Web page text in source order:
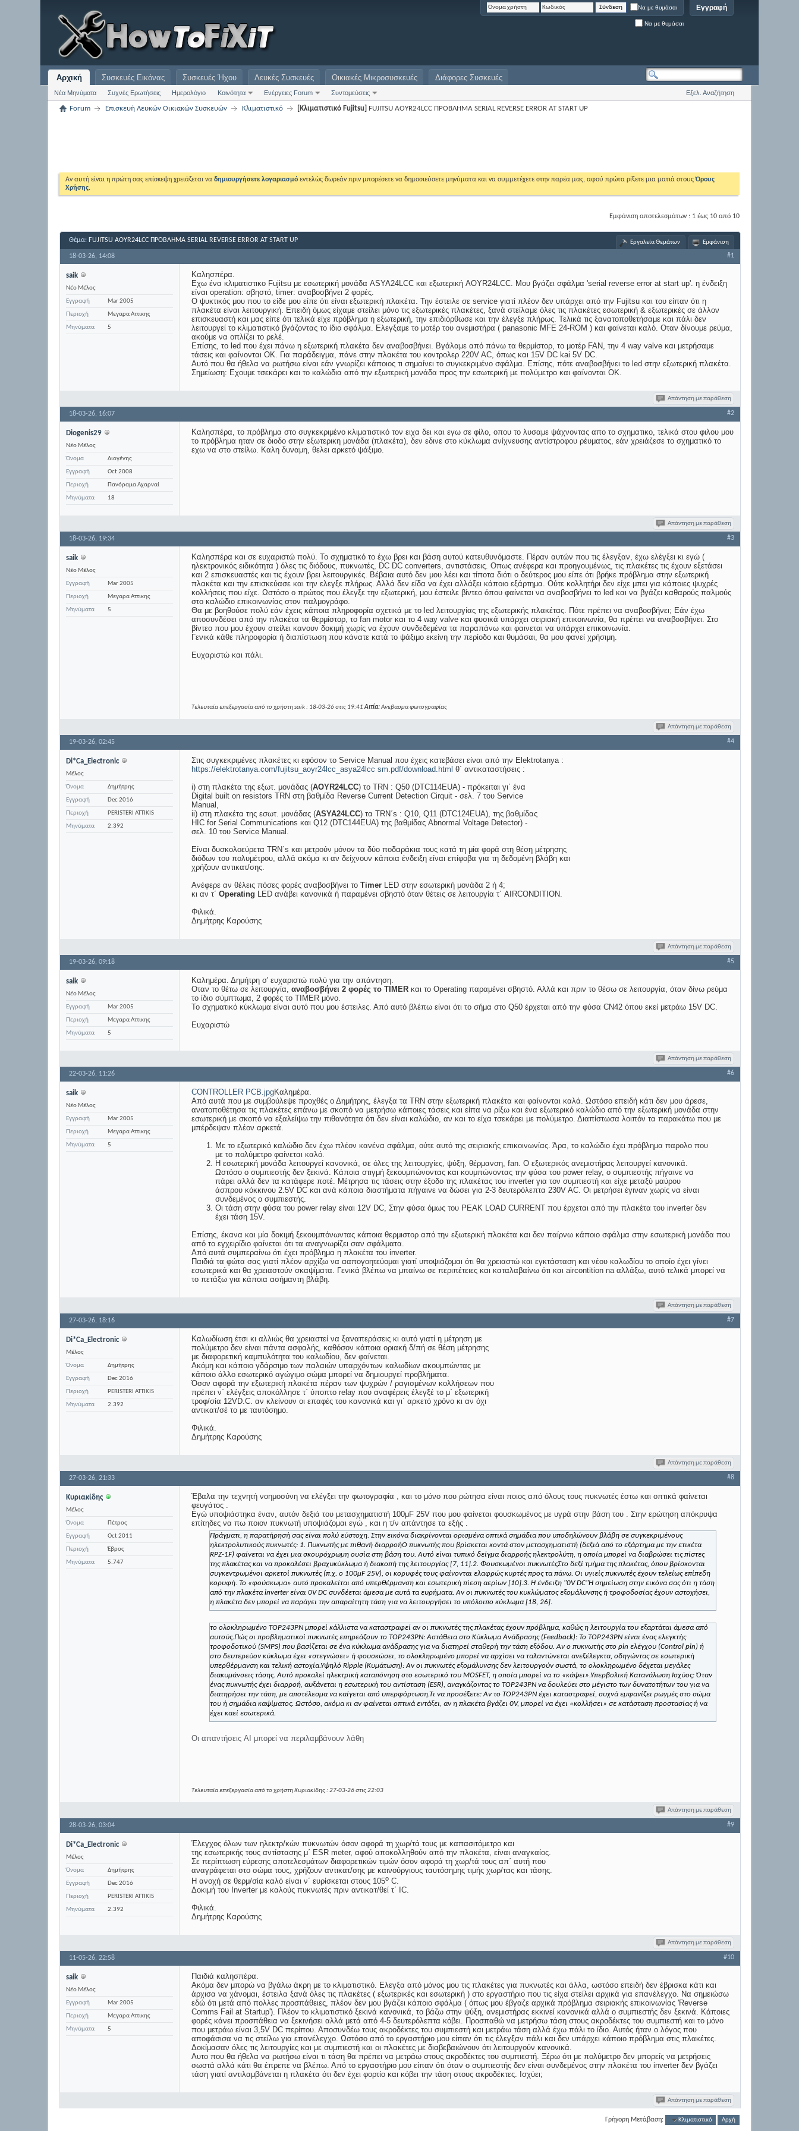
Εγγραφή
Να με θυμάσαι
Να με θυμάσαι
Αρχική
Νέα Μηνύματα Συχνές Ερωτήσεις Ημερολόγιο Κοινότητα Ενέργειες Forum Συντομεύσεις
Συσκευές Εικόνας Συσκευές Ήχου Λευκές Συσκευές Οικιακές Μικροσυσκευές Διάφορες Συσκευές
Εξελ. Αναζήτηση
Forum Επισκευή Λευκών Οικιακών Συσκευών Κλιματιστικό [Κλιματιστικό Fujitsu] FUJITSU AOYR24LCC ΠΡΟΒΛΗΜΑ SERIAL REVERSE ERROR AT START UP
Αν αυτή είναι η πρώτη σας επίσκεψη χρειάζεται ναδημιουργήσετε λογαριασμό εντελώς δωρεάν πριν μπορέσετε να δημοσιεύσετε μηνύματα και να συμμετέχετε στην παρέα μας, αφού πρώτα ρίξετε μια ματιά στουςΌρους
Χρήσης.
Εμφάνιση αποτελεσμάτων : 1 έως 10 από 10
Θέμα: FUJITSU AOYR24LCC ΠΡΟΒΛΗΜΑ SERIAL REVERSE ERROR AT START UP Εργαλεία Θεμάτων Εμφάνιση
18-03-26, 14:08 #1
saik
Νέο Μέλος
Εγγραφή
Mar 2005
Περιοχή
Μεγαρα Αττικης
Μηνύματα
5
Καλησπέρα.
Εχω ένα κλιματιστικο Fujitsu με εσωτερική μονάδα ASYA24LCC και εξωτερική AOYR24LCC. Μου βγάζει σφάλμα 'serial reverse error at start up'. η ένδειξη
είναι operation: σβηστό, timer: αναβοσβήνει 2 φορές.
Ο ψυκτικός μου που το είδε μου είπε ότι είναι εξωτερική πλακέτα. Την έστειλε σε service γιατί πλέον δεν υπάρχει από την Fujitsu και του είπαν ότι η
πλακέτα είναι λειτουργική. Επειδή όμως είχαμε στείλει μόνο τις εξωτερικές πλακέτες, ξανά στείλαμε όλες τις πλακέτες εσωτερική & εξωτερικές σε άλλον
επισκευαστή και μας είπε ότι τελικά είχε πρόβλημα η εξωτερική, την επιδιόρθωσε και την έλεγξε πλήρως. Τελικά τις ξανατοποθετήσαμε και πάλι δεν
λειτουργεί το κλιματιστικό βγάζοντας το ίδιο σφάλμα. Ελεγξαμε το μοτέρ του ανεμιστήρα ( panasonic MFE 24-ROM ) και φαίνεται καλό. Οταν δίνουμε ρεύμα,
ακούμε να οπλίζει το ρελέ.
Επίσης, το led που έχει πάνω η εξωτερική πλακέτα δεν αναβοσβήνει. Βγάλαμε από πάνω τα θερμίστορ, το μοτέρ FAN, την 4 way valve και μετρήσαμε
τάσεις και φαίνονται ΟΚ. Για παράδειγμα, πάνε στην πλακέτα του κοντρολερ 220V AC, όπως και 15V DC kai 5V DC.
Αυτό που θα ήθελα να ρωτήσω είναι εάν γνωρίζει κάποιος τι σημαίνει το συγκεκριμένο σφάλμα. Επίσης, πότε αναβοσβήνει το led στην εξωτερική πλακέτα.
Σημείωση: Εχουμε τσεκάρει και το καλώδια από την εξωτερική μονάδα προς την εσωτερική με πολύμετρο και φαίνονται ΟΚ.
Απάντηση με παράθεση
18-03-26, 16:07 #2
Diogenis29
Νέο Μέλος
Όνομα
Διογένης
Εγγραφή
Oct 2008
Περιοχή
Πανόραμα Αχαρναί
Μηνύματα
18
Καλησπέρα, το πρόβλημα στο συγκεκριμένο κλιματιστικό τον ειχα δει και εγω σε φίλο, οπου το λυσαμε ψάχνοντας απο το σχηματικο, τελικά στου φιλου μου
το πρόβλημα ηταν σε διοδο στην εξωτερικη μονάδα (πλακέτα), δεν εδινε στο κύκλωμα ανίχνευσης αντίστροφου ρέυματος, εάν χρειάζεσε το σχηματικό το
εχω να στο στείλω. Καλη δυναμη, θελει αρκετό ψάξιμο.
Απάντηση με παράθεση
18-03-26, 19:34 #3
saik
Νέο Μέλος
Εγγραφή
Mar 2005
Περιοχή
Μεγαρα Αττικης
Μηνύματα
5
Καλησπέρα και σε ευχαριστώ πολύ. Το σχηματικό το έχω βρει και βάση αυτού κατευθυνόμαστε. Πέραν αυτών που τις έλεγξαν, έχω ελέγξει κι εγώ (
ηλεκτρονικός ειδικότητα ) όλες τις διόδους, πυκνωτές, DC DC converters, αντιστάσεις. Οπως ανέφερα και προηγουμένως, τις πλακέτες τις έχουν εξετάσει
και 2 επισκευαστές και τις έχουν βρει λειτουργικές. Βέβαια αυτό δεν μου λέει και τίποτα διότι ο δεύτερος μου είπε ότι βρήκε πρόβλημα στην εξωτερική
πλακέτα και την επισκεύασε και την ελεγξε πλήρως. Αλλά δεν είδα να έχει αλλάξει κάποιο εξάρτημα. Ούτε κολλητήρι δεν είχε μπει για κάποιες ψυχρές
κολλήσεις που είχε. Ωστόσο ο πρώτος που έλεγξε την εξωτερική, μου έστειλε βίντεο όπου φαίνεται να αναβοσβήνει το led και να βγάζει καθαρούς παλμούς
στο καλώδιο επικοινωνίας στον παλμογράφο.
Θα με βοηθούσε πολύ εάν έχεις κάποια πληροφορία σχετικά με το led λειτουργίας της εξωτερικής πλακέτας. Πότε πρέπει να αναβοσβήνει; Εάν έχω
αποσυνδέσει από την πλακέτα τα θερμίστορ, το fan motor και το 4 way valve και φυσικά υπάρχει σειριακή επικοινωνία, θα πρέπει να αναβοσβήνει. Στο
βίντεο που μου έχουν στείλει κανουν δοκιμή χωρίς να έχουν συνδεδεμένα τα παραπάνω και φαινεται να υπάρχει επικοινωνία.
Γενικά κάθε πληροφορία ή διαπίστωση που κάνατε κατά το ψάξιμο εκείνη την περίοδο και θυμάσαι, θα μου φανεί χρήσιμη.
Ευχαριστώ και πάλι.
Τελευταία επεξεργασία από το χρήστη saik : 18-03-26 στις 19:41 Αιτία:Ανεβασμα φωτογραφίας
Απάντηση με παράθεση
19-03-26,02:45 #4
Di*Ca_Electronic
Μέλος
Όνομα
Δημήτρης
Εγγραφή
Dec 2016
Περιοχή
PERISTERI ATTIKIS
Μηνύματα
2.392
Στις συγκεκριμένες πλακέτες κι εφόσον το Service Manual που έχεις κατεβάσει είναι από την Elektrotanya :
https://elektrotanya.com/fujitsu_aoyr24lcc_asya24lcc sm.pdf/download.html θ΄ αντικαταστήσεις :
i) στη πλακέτα της εξωτ. μονάδας (AOYR24LCC) το TRN : Q50 (DTC114EUA) - πρόκειται γι΄ ένα
Digital built on resistors TRN στη βαθμίδα Reverse Current Detection Cirquit - σελ. 7 του Service
Manual,
ii) στη πλακέτα της εσωτ. μονάδας (ASYA24LCC) τα TRN΄s : Q10, Q11 (DTC124EUA), της βαθμίδας
HIC for Serial Communications και Q12 (DTC144EUA) της βαθμίδας Abnormal Voltage Detector) -
σελ. 10 του Service Manual.
Είναι δυσκολοεύρετα TRN΄s και μετρούν μόνον τα δύο ποδαράκια τους κατά τη μία φορά στη θέση μέτρησης
διόδων του πολυμέτρου, αλλά ακόμα κι αν δείχνουν κάποια ένδειξη είναι επίφοβα για τη δεδομένη βλάβη και
χρήζουν αντικατ/σης.
Ανέφερε αν θέλεις πόσες φορές αναβοσβήνει τοTimer LED στην εσωτερική μονάδα 2 ή 4;
κι αν τ΄Operating LED ανάβει κανονικά ή παραμένει σβηστό όταν θέτεις σε λειτουργία τ΄ AIRCONDITION.
Φιλικά.
Δημήτρης Καρούσης
Απάντηση με παράθεση
19-03-26,09:18 #5
saik
Νέο Μέλος
Εγγραφή
Mar 2005
Περιοχή
Μεγαρα Αττικης
Μηνύματα
5
Καλημέρα. Δημήτρη σ' ευχαριστώ πολύ για την απάντηση.
Οταν το θέτω σε λειτουργία,αναβοσβήνει 2 φορές το TIMER και το Operating παραμένει σβηστό. Αλλά και πριν το θέσω σε λειτουργία, όταν δίνω ρεύμα
το ίδιο σύμπτωμα, 2 φορές το TIMER μόνο.
Το σχηματικό κύκλωμα είναι αυτό που μου έστειλες. Από αυτό βλέπω είναι ότι το σήμα στο Q50 έρχεται από την φύσα CN42 όπου εκεί μετράω 15V DC.
Ευχαριστώ
Απάντηση με παράθεση
22-03-26, 11:26 #6
saik
Νέο Μέλος
Εγγραφή
Mar 2005
Περιοχή
Μεγαρα Αττικης
Μηνύματα
5
CONTROLLER PCB.jpgΚαλημέρα.
Από αυτά που με συμβούλεψε προχθές ο Δημήτρης, έλεγξα τα TRN στην εξωτερική πλακέτα και φαίνονται καλά. Ωστόσο επειδή κάτι δεν μου άρεσε,
ανατοποθέτησα τις πλακέτες επάνω με σκοπό να μετρήσω κάποιες τάσεις και είπα να ρίξω και ένα εξωτερικό καλώδιο από την εξωτερική μονάδα στην
εσωτερική με σκοπό να εξαλείψω την πιθανότητα ότι δεν είναι καλώδιο, αν και το είχα τσεκάρει με πολύμετρο. Διαπίστωσα λοιπόν τα παρακάτω που με
μπέρδεψαν πλέον αρκετά.
Με το εξωτερικό καλώδιο δεν έχω πλέον κανένα σφάλμα, ούτε αυτό της σειριακής επικοινωνίας. Άρα, το καλώδιο έχει πρόβλημα παρολο που
με το πολύμετρο φαίνεται καλό.
Η εσωτερική μονάδα λειτουργεί κανονικά, σε όλες της λειτουργίες, ψύξη, θέρμανση, fan. Ο εξωτερικός ανεμιστήρας λειτουργεί κανονικά.
Ωστόσο ο συμπιεστής δεν ξεκινά. Κάποια στιγμή ξεκουμπώνοντας και κουμπώνοντας την φύσα του power relay, ο συμπιεστής πήγαινε να
πάρει αλλά δεν τα κατάφερε ποτέ. Μέτρησα τις τάσεις στην έξοδο της πλακέτας του inverter για τον συμπιεστή και είχε μεταξύ μαύρου
άσπρου κόκκινου 2.5V DC και ανά κάποια διαστήματα πήγαινε να δώσει για 2-3 δευτερόλεπτα 230V AC. Οι μετρήσει έγιναν χωρίς να είναι
συνδεμένος ο συμπιεστής.
Οι τάση στην φύσα του power relay είναι 12V DC, Στην φύσα όμως του PEAK LOAD CURRENT που έρχεται από την πλακέτα του inverter δεν
έχει τάση 15V.
Επίσης, έκανα και μία δοκιμή ξεκουμπόνωντας κάποια θερμιστορ από την εξωτερική πλακέτα και δεν παίρνω κάποιο σφάλμα στην εσωτερική μονάδα που
από το εγχειρίδιο φαίνεται ότι τα αναγνωρίζει σαν σφάλματα.
Από αυτά συμπεραίνω ότι έχει πρόβλημα η πλακέτα του inverter.
Παιδιά τα φώτα σας γιατί πλέον αρχίζω να ααπογοητεύομαι γιατί υποψιάζομαι ότι θα χρειαστώ και εγκτάσταση και νέου καλωδίου το οποίο έχει γίνει
εσωτερικά και θα χρειαστούν σκαψίματα. Γενικά βλέπω να μπαίνω σε περιπέτειες και καταλαβαίνω ότι και aircontition na αλλάξω, αυτό τελικά μπορεί να
το πετάξω για κάποια ασήμαντη βλάβη.
Απάντηση με παράθεση
27-03-26, 18:16 #7
Di*Ca_Electronic
Μέλος
Όνομα
Δημήτρης
Εγγραφή
Dec 2016
Περιοχή
PERISTERI ATTIKIS
Μηνύματα
2.392
Καλωδίωση έτσι κι αλλιώς θα χρειαστεί να ξαναπεράσεις κι αυτό γιατί η μέτρηση με
πολύμετρο δεν είναι πάντα ασφαλής, καθόσον κάποια οριακή δ/πή σε θέση μέτρησης
με διαφορετική καμπυλότητα του καλωδίου, δεν φαίνεται.
Ακόμη και κάποιο γδάρσιμο των παλαιών υπαρχόντων καλωδίων ακουμπώντας με
κάποιο άλλο εσωτερικό αγώγιμο σώμα μπορεί να δημιουργεί προβλήματα.
Όσον αφορά την εξωτερική πλακέτα πέραν των ψυχρών / ραγισμένων κολλήσεων που
πρέπει ν΄ ελέγξεις αποκόλλησε τ΄ ύποπτο relay που αναφέρεις έλεγξέ το μ΄ εξωτερική
τροφ/σία 12VD.C. αν κλείνουν οι επαφές του κανονικά και γι΄ αρκετό χρόνο κι αν όχι
αντικατ/σέ το με ταυτόσημο.
Φιλικά.
Δημήτρης Καρούσης
Απάντηση με παράθεση
27-03-26,21:33 #8
Κυριακίδης
Μέλος
Όνομα
Πέτρος
Εγγραφή
Oct 2011
Περιοχή
Έβρος
Μηνύματα
5.747
Έβαλα την τεχνητή νοημοσύνη να ελέγξει την φωτογραφία , και το μόνο που ρώτησα είναι ποιος από όλους τους πυκνωτές έστω και οπτικά φαίνεται
φευγάτος .
Εγώ υποψιάστηκα έναν, αυτόν δεξιά του μετασχηματιστή 100μF 25V που μου φαίνεται φουσκωμένος με υγρά στην βάση του . Στην ερώτηση απόκρυψα
επίτηδες να πω ποιον πυκνωτή υποψιάζομαι εγώ , και η τ/ν απάντησε τα εξής .
Πράγματι, η παρατήρησή σας είναι πολύ εύστοχη. Στην εικόνα διακρίνονται ορισμέναοπτικά σημάδια που υποδηλώνουν βλάβη σε συγκεκριμένους
ηλεκτρολυτικούς πυκνωτές: 1. Πυκνωτής με πιθανή διαρροήΟ πυκνωτής που βρίσκεται κοντά στον μετασχηματιστή (δεξιά από το εξάρτημα με την ετικέτα
RPZ-1F) φαίνεται να έχει μια σκουρόχρωμη ουσία στη βάση του. Αυτό είναι τυπικό δείγμαδιαρροής ηλεκτρολύτη, η οποία μπορεί να διαβρώσει τις πίστες
της πλακέτας και να προκαλέσει βραχυκύκλωμα ή διακοπή της λειτουργίας [7, 11].2. Φουσκωμένοι πυκνωτέςΣτο δεξί τμήμα της πλακέτας, όπου βρίσκονται
συγκεντρωμένοι αρκετοί πυκνωτές (π.χ. ο 100μF 25V), οι κορυφές τους φαίνονται ελαφρώς κυρτές προς τα πάνω. Οι υγιείς πυκνωτές έχουν τελείως επίπεδη
κορυφή. Το «φούσκωμα» αυτό προκαλείται από υπερθέρμανση και εσωτερική πίεση αερίων [10].3. Η ένδειξη "0V DC"Η σημείωση στην εικόνα σας ότι η τάση
από την πλακέτα inverter είναι0V DC συνδέεται άμεσα με αυτά τα ευρήματα. Αν οι πυκνωτές του κυκλώματος εξομάλυνσης ή τροφοδοσίας έχουν αστοχήσει,
η πλακέτα δεν μπορεί να παράγει την απαραίτητη τάση για να λειτουργήσει το υπόλοιπο κύκλωμα [18, 26].
το ολοκληρωμένοTOP243PN μπορεί κάλλιστα να καταστραφεί αν οι πυκνωτές της πλακέτας έχουν πρόβλημα, καθώς η λειτουργία του εξαρτάται άμεσα από
αυτούς.Πώς οι προβληματικοί πυκνωτές επηρεάζουν το TOP243PN:Αστάθεια στο Κύκλωμα Ανάδρασης (Feedback): Το TOP243PN είναι ένας ελεγκτής
τροφοδοτικού (SMPS) που βασίζεται σε ένα κύκλωμα ανάδρασης για να διατηρεί σταθερή την τάση εξόδου. Αν ο πυκνωτής στο pin ελέγχου (Control pin) ή
στο δευτερεύον κύκλωμα έχει «στεγνώσει» ή φουσκώσει, το ολοκληρωμένο μπορεί να αρχίσει να ταλαντώνεται ανεξέλεγκτα, οδηγώντας σε εσωτερική
υπερθέρμανση και τελική αστοχία.Υψηλό Ripple (Κυμάτωση):Αν οι πυκνωτές εξομάλυνσης δεν λειτουργούν σωστά, το ολοκληρωμένο δέχεται μεγάλες
διακυμάνσεις τάσης. Αυτό προκαλεί ηλεκτρική καταπόνηση στο εσωτερικό του MOSFET, η οποία μπορεί να το «κάψει».Υπερβολική Κατανάλωση Ισχύος: Όταν
ένας πυκνωτής έχει διαρροή, αυξάνεται η εσωτερική του αντίσταση (ESR), αναγκάζοντας το TOP243PN να δουλεύει στο μέγιστο των δυνατοτήτων του για να
διατηρήσει την τάση, με αποτέλεσμα να καίγεται από υπερφόρτωση.Τι να προσέξετε:Αν το TOP243PN έχει καταστραφεί, συχνά εμφανίζειρωγμές στο σώμα
του ήσημάδια καψίματος. Ωστόσο, ακόμα κι αν φαίνεται οπτικά εντάξει, αν η πλακέτα βγάζει 0V, μπορεί να έχει «κολλήσει» σε κατάσταση προστασίας ή να
έχει καεί εσωτερικά.
Οι απαντήσεις AI μπορεί να περιλαμβάνουν λάθη
Τελευταία επεξεργασία από το χρήστη Κυριακίδης : 27-03-26 στις22:03
Απάντηση με παράθεση
28-03-26,03:04 #9
Di*Ca_Electronic
Μέλος
Όνομα
Δημήτρης
Εγγραφή
Dec 2016
Περιοχή
PERISTERI ATTIKIS
Μηνύματα
2.392
Έλεγχος όλων των ηλεκτρ/κών πυκνωτών όσον αφορά τη χωρ/τά τους με καπασιτόμετρο και
της εσωτερικής τους αντίστασης μ΄ ESR meter, αφού αποκολληθούν από την πλακέτα, είναι αναγκαίος.
Σε περίπτωση εύρεσης αποτελεσμάτων διαφορετικών τιμών όσον αφορά τη χωρ/τά τους απ΄ αυτή που
αναγράφεται στο σώμα τους, χρήζουν αντικατ/σης με καινούργιους ταυτόσημης τιμής χωρ/τας και τάσης.
Η ανοχή σε θερμ/σία καλό είναι ν΄ ευρίσκεται στους 105ο C.
Δοκιμή του Inverter με καλούς πυκνωτές πριν αντικατ/θεί τ΄ IC.
Φιλικά.
Δημήτρης Καρούσης
Απάντηση με παράθεση
11-05-26,22:58 #10
saik
Νέο Μέλος
Εγγραφή
Mar 2005
Περιοχή
Μεγαρα Αττικης
Μηνύματα
5
Παιδιά καλησπέρα.
Ακόμα δεν μπορώ να βγάλω άκρη με το κλιματιστικό. Ελεγξα από μόνος μου τις πλακέτες για πυκνωτές και άλλα, ωστόσο επειδή δεν έβρισκα κάτι και
άρχισα να χάνομαι, έστειλα ξανά όλες τις πλακέτες ( εξωτερικές και εσωτερική ) στο εργαστήριο που τις είχα στείλει αρχικά για επανέλεγχο. Να σημειώσω
εδώ ότι μετά από πολλες προσπάθειες, πλέον δεν μου βγάζει κάποιο σφάλμα ( όπως μου έβγαζε αρχικά πρόβλημα σειριακής επικοινωνίας 'Reverse
Comms Fail at Startup'). Πλέον το κλιματιστικό ξεκινά κανονικά, το βάζω στην ψύξη, ανεμιστήρας εκκινεί κανονικά αλλά ο συμπιεστής δεν ξεκινά. Κάποιες
φορές κάνει προσπάθεια να ξεκινήσει αλλά μετά από 4-5 δευτερόλεπτα κόβει. Προσπαθώ να μετρήσω τάση στους ακροδέκτες του συμπιεστή και το μόνο
που μετράω είναι 3,5V DC περίπου. Αποσυνδέω τους ακροδέκτες του συμπιεστή και μετράω τάση αλλά έχω πάλι το ίδιο. Αυτός ήταν ο λόγος που
αποφάσισα να τις στείλω για επανέλεγχο. Ωστόσο από το εργαστήριο μου είπαν ότι τις έλεγξαν πάλι και δεν υπάρχει κάποιο πρόβλημα στις πλακέτες.
Δοκίμασαν όλες τις λειτουργίες και με συμπιεστή και οι πλακέτες με διαβεβαιώνουν ότι λειτουργούν κανονικά.
Αυτο που θα ήθελα να ρωτήσω είναι τι τάση θα πρέπει να μετράω στους ακροδέκτες του συμπιεστή. Ξέρω ότι με πολύμετρο δεν μπορείς να μετρήσεις
σωστά αλλά κάτι θα έπρεπε να βλέπω. Από το εργαστήριο μου είπαν ότι όταν ο συμπιεστής δεν είναι συνδεμένος στην πλακέτα του inverter δεν βγάζει
τάση γιατί αντιλαμβάνεται η πλακέτα ότι δεν έχει φορτίο και κόβει την τάση στους ακροδέκτες. Ισχύει;
Απάντηση με παράθεση
Γρήγορη Μετάβαση: Κλιματιστικό Αρχή